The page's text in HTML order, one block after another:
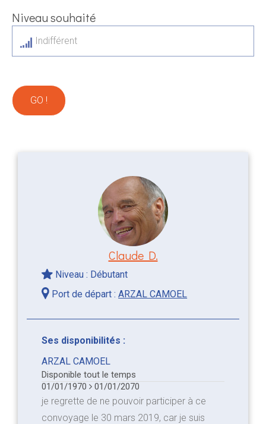
Niveau souhaité
Indifférent
Claude D.
Niveau : Débutant
Port de départ :ARZAL CAMOEL
Ses disponibilités :
ARZAL CAMOEL
Disponible tout le temps
01/01/1970
01/01/2070
je regrette de ne pouvoir participer à ce
convoyage le 30 mars 2019, car je suis